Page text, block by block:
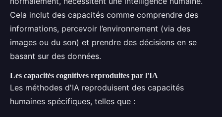
Cela inclut des capacités comme comprendre des
informations, percevoir l’environnement (via des
images ou du son) et prendre des décisions en se
basant sur des données.
Les capacités cognitives reproduites par l'IA
Les méthodes d'IA reproduisent des capacités
humaines spécifiques, telles que :